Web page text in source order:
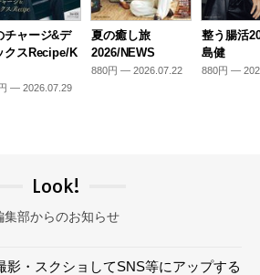
チャージ&デ
クスRecipe/K
— 2026.07.29
夏の癒し旅
2026/NEWS
880円 — 2026.07.22
整う腸活
島健
880円 —
Look!
集部からのお知らせ
影・スクショしてSNS等にアップする